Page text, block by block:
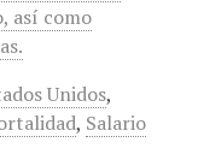
así como
Unidos,
, Salario